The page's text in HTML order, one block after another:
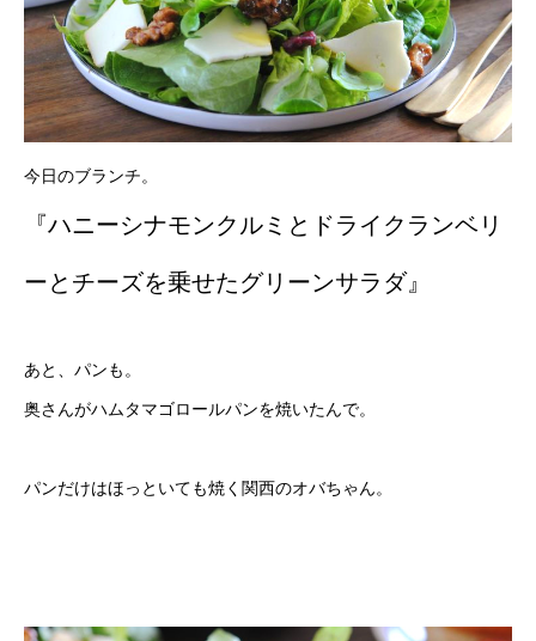
今日のブランチ。
『ハニーシナモンクルミとドライクランベリ
ーとチーズを乗せたグリーンサラダ』
あと、パンも。
奥さんがハムタマゴロールパンを焼いたんで。
パンだけはほっといても焼く関西のオバちゃん。